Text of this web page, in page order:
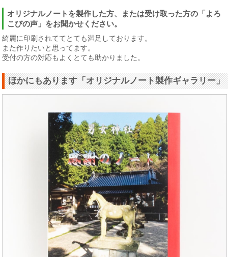
オリジナルノートを製作した方、または受け取った方の「よろ
こびの声」をお聞かせください。
綺麗に印刷されててとても満足しております。
また作りたいと思ってます。
受付の方の対応もよくとても助かりました。
ほかにもあります「オリジナルノート製作ギャラリー」